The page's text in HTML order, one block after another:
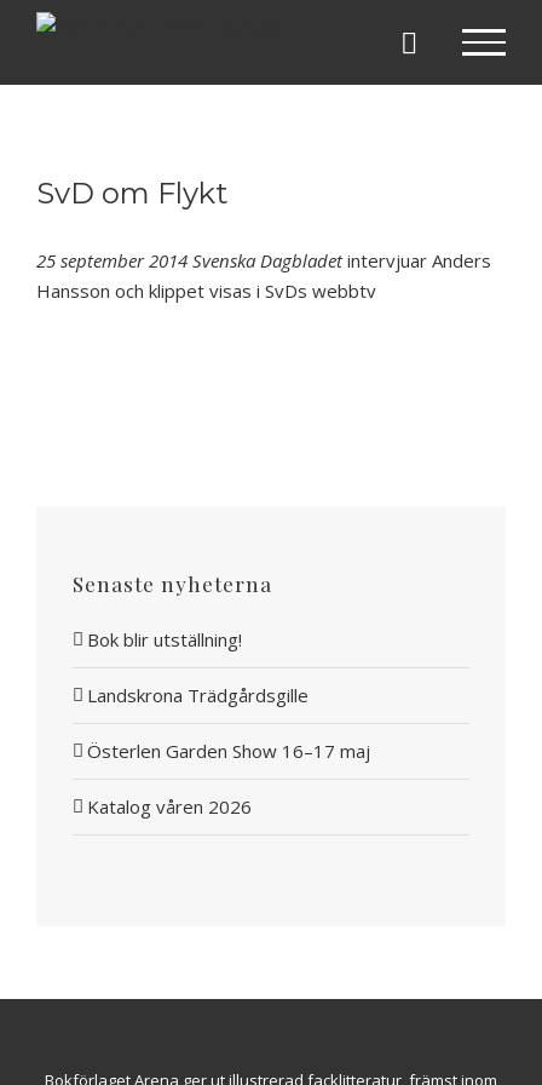
Fortsätt
SvD om Flykt
25 september 2014 Svenska Dagbladetintervjuar Anders
Hansson och klippet visas i SvDs webbtv
Senaste nyheterna
Bok blir utställning!
Landskrona Trädgårdsgille
Österlen Garden Show 16–17 maj
Katalog våren 2026
Bokförlaget Arena ger ut illustrerad facklitteratur, främst inom